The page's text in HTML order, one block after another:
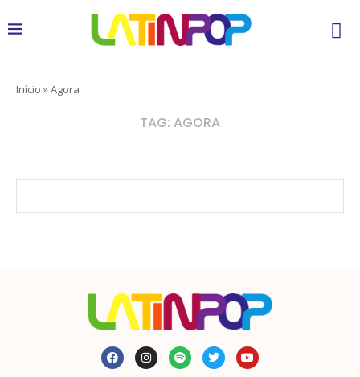
Início »Agora
TAG: AGORA